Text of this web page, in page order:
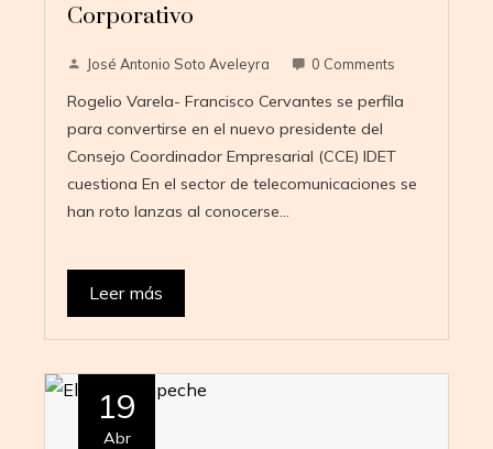
Corporativo
José Antonio Soto Aveleyra 0 Comments
Rogelio Varela- Francisco Cervantes se perfila
para convertirse en el nuevo presidente del
Consejo Coordinador Empresarial (CCE) IDET
cuestiona En el sector de telecomunicaciones se
han roto lanzas al conocerse…
Leer más
19
Abr